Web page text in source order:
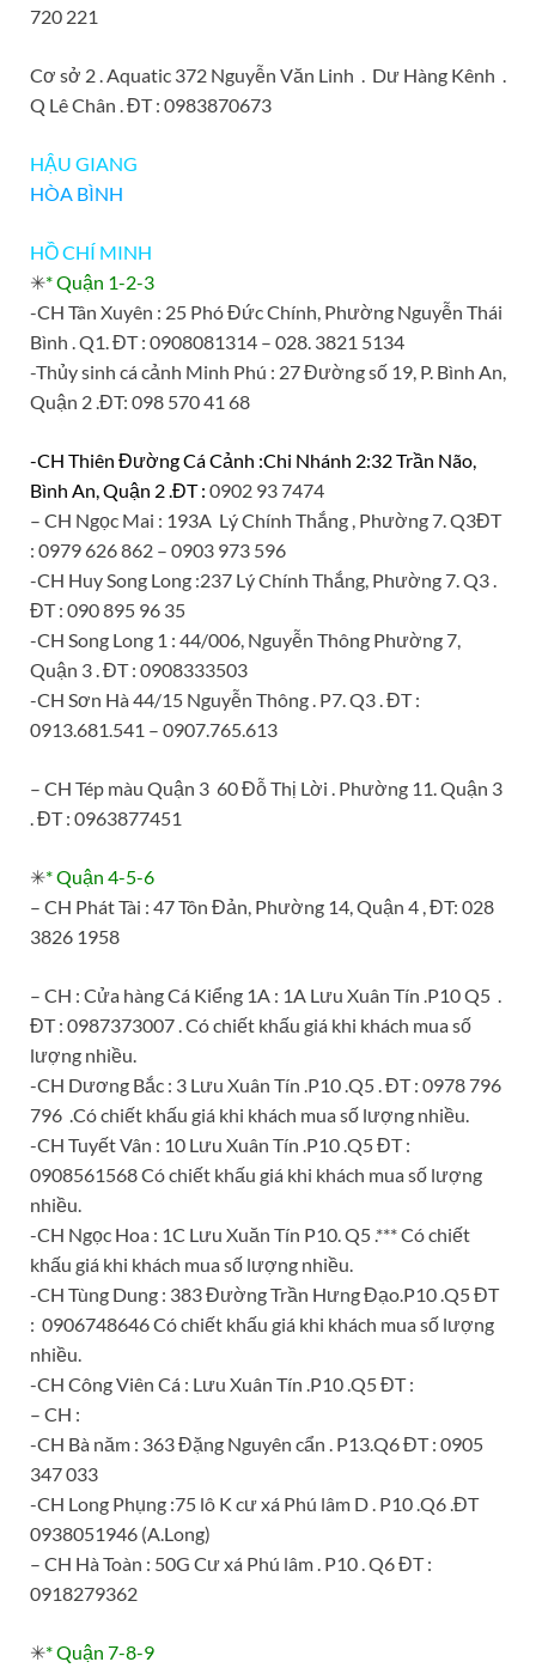
720 221
Cơ sở 2 . Aquatic 372 Nguyễn Văn Linh . Dư Hàng Kênh .
Q Lê Chân . ĐT : 0983870673
HẬU GIANG
HÒA BÌNH
HỒ CHÍ MINH
✳* Quận 1-2-3
-CH Tân Xuyên : 25 Phó Đức Chính, Phường Nguyễn Thái
Bình . Q1. ĐT : 0908081314 – 028. 3821 5134
-Thủy sinh cá cảnh Minh Phú : 27 Đường số 19, P. Bình An,
Quận 2 .ĐT: 098 570 41 68
-CH Thiên Đường Cá Cảnh :Chi Nhánh 2:32 Trần Não,
Bình An, Quận 2 .ĐT : 0902 93 7474
– CH Ngọc Mai : 193A Lý Chính Thắng , Phường 7. Q3ĐT
: 0979 626 862 – 0903 973 596
-CH Huy Song Long :237 Lý Chính Thắng, Phường 7. Q3 .
ĐT : 090 895 96 35
-CH Song Long 1 : 44/006, Nguyễn Thông Phường 7,
Quận 3 . ĐT : 0908333503
-CH Sơn Hà 44/15 Nguyễn Thông . P7. Q3 . ĐT :
0913.681.541 – 0907.765.613
– CH Tép màu Quận 3 60 Đỗ Thị Lời . Phường 11. Quận 3
. ĐT : 0963877451
✳* Quận 4-5-6
– CH Phát Tài : 47 Tôn Đản, Phường 14, Quận 4 , ĐT: 028
3826 1958
– CH : Cửa hàng Cá Kiểng 1A : 1A Lưu Xuân Tín .P10 Q5 .
ĐT : 0987373007 . Có chiết khấu giá khi khách mua số
lượng nhiều.
-CH Dương Bắc : 3 Lưu Xuân Tín .P10 .Q5 . ĐT : 0978 796
796 .Có chiết khấu giá khi khách mua số lượng nhiều.
-CH Tuyết Vân : 10 Lưu Xuân Tín .P10 .Q5 ĐT :
0908561568 Có chiết khấu giá khi khách mua số lượng
nhiều.
-CH Ngọc Hoa : 1C Lưu Xuăn Tín P10. Q5 .*** Có chiết
khấu giá khi khách mua số lượng nhiều.
-CH Tùng Dung : 383 Đường Trần Hưng Đạo.P10 .Q5 ĐT
: 0906748646 Có chiết khấu giá khi khách mua số lượng
nhiều.
-CH Công Viên Cá : Lưu Xuân Tín .P10 .Q5 ĐT :
– CH :
-CH Bà năm : 363 Đặng Nguyên cẩn . P13.Q6 ĐT : 0905
347 033
-CH Long Phụng :75 lô K cư xá Phú lâm D . P10 .Q6 .ĐT
0938051946 (A.Long)
– CH Hà Toàn : 50G Cư xá Phú lâm . P10 . Q6 ĐT :
0918279362
✳* Quận 7-8-9